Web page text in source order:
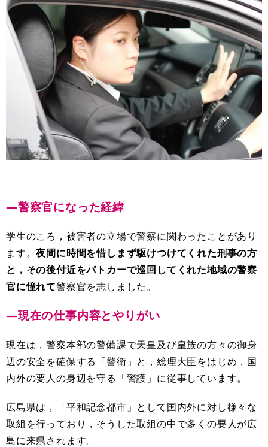
―警察官になった経緯
学生のころ，被害者の立場で警察に関わったことがあり
ます。夜間に時間を惜しまず駆けつけてくれた刑事の方
と，その後付近をパトカーで巡回してくれた地域の警察
官に憧れて警察官を志しました。
―現在の仕事内容とやりがい
現在は，警察本部の警備課で天皇及び皇族の方々の御身
辺の安全を確保する「警衛」と，総理大臣をはじめ，国
内外の要人の身辺を守る「警護」に従事しています。
広島県は，「平和記念都市」として国内外に対し様々な
取組を行っており，そうした取組の中で多くの要人が広
島に来県されます。